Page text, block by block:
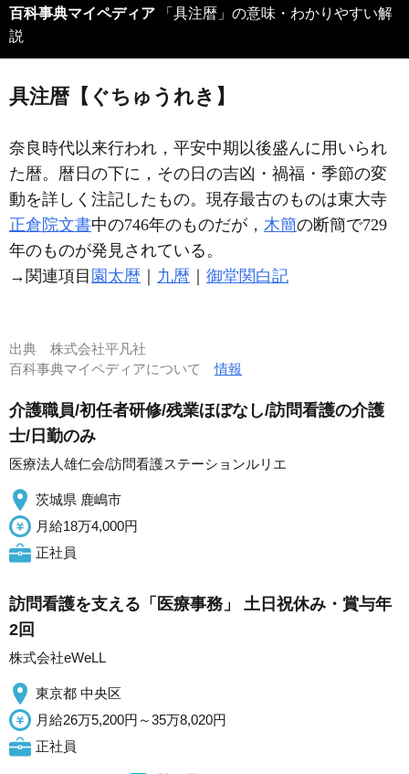
百科事典マイペディア
説
具注暦【ぐちゅうれき】
奈良時代以来行われ，平安中期以後盛んに用いられ
た暦。暦日の下に，その日の吉凶・禍福・季節の変
動を詳しく注記したもの。現存最古のものは東大寺
正倉院文書中の746年のものだが， 木簡の断簡で729
年のものが発見されている。
→関連項目 園太暦 九暦 御堂関白記
出典 株式会社平凡社
百科事典マイペディアについて情報
介護職員/初任者研修/残業ほぼなし/訪問看護の介護
士/日勤のみ
医療法人雄仁会/訪問看護ステーションルリエ
茨城県 鹿嶋市
月給18万4,000円
正社員
訪問看護を支える「医療事務」 土日祝休み・賞与年
2回
株式会社eWeLL
東京都 中央区
月給26万5,200円～35万8,020円
正社員